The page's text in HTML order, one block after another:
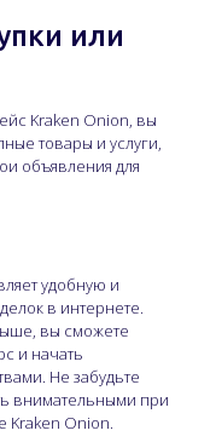
или
Kraken Onion, вы
товары и услуги,
объявления для
удобную и
в интернете.
вы сможете
и начать
Не забудьте
внимательными при
Kraken Onion.